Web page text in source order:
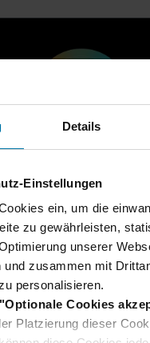
Details
Einstellungen
ein, um die
zu gewährleisten,
unserer
und zusammen mit
personalisieren.
"Optionale Cookies
Platzierung dieser
für Schüler:innen
&
2027
nach dem
Berufswelt
deutschlandweit
praxisnahe